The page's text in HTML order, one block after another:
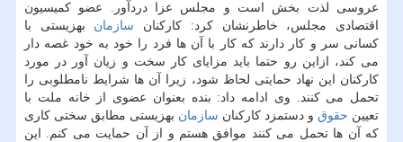
عروسی لذت بخش است و مجلس عزا دردآور. عضو كمیسیون
اقتصادی مجلس، خاطرنشان كرد: كاركنان سازمان بهزیستی با
كسانی سر و كار دارند كه كار با آن ها فرد را خود به خود غصه دار
می كند، ازاین رو حتما باید مزایای كار سخت و زیان آور در مورد
كاركنان این نهاد حمایتی لحاظ شود، زیرا آن ها شرایط نامطلوبی را
تحمل می كنند. وی ادامه داد: بنده بعنوان عضوی از خانه ملت با
تعیین حقوق و دستمزد كاركنان سازمان بهزیستی مطابق سختی كاری
كه آن ها تحمل می كنند موافق هستم و از آن حمایت می كنم. این